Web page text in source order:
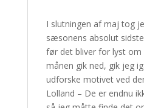
I slutningen af maj tog
sæsonens absolut
før det bliver for lyst om
månen gik ned, gik jeg
udforske motivet ved
Lolland – De er endnu